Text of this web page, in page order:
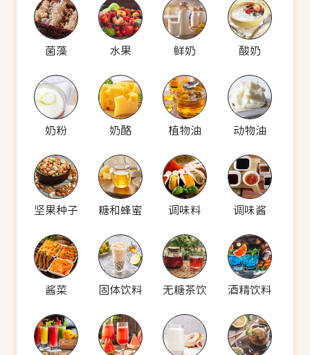
菌藻 水果 鲜奶 酸奶
奶粉 奶酪 植物油 动物油
坚果种子 糖和蜂蜜 调味料 调味酱
酱菜 固体饮料 无糖茶饮 酒精饮料